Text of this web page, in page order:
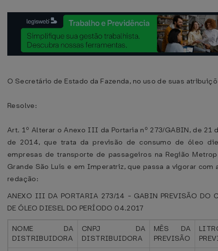
O Secretário de Estado da Fazenda, no uso de suas
Resolve:
Art. 1º Alterar o Anexo III da Portaria nº 273/GABIN, de 21
de 2014, que trata da previsão de consumo de óleo
empresas de transporte de passageiros na Região
Grande São Luís e em Imperatriz, que passa a vigorar com
redação:
ANEXO III DA PORTARIA 273/14 - GABIN PREVISÃO DO
DE ÓLEO DIESEL DO PERÍODO 04.2017
NOME DA
DISTRIBUIDORA
CNPJ DA
DISTRIBUIDORA
MÊS DA
PREVISÃO